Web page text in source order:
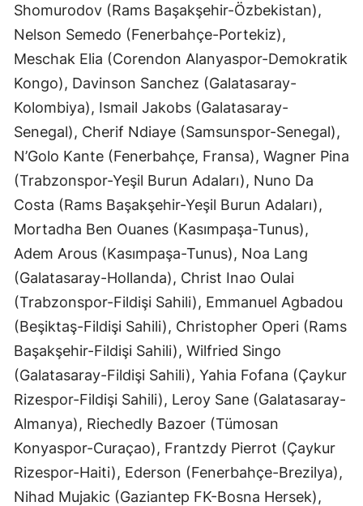
Kırşehir
Kocaeli
Konya
Kütahya
Malatya
Manisa
Kahramanmaraş
Mardin
Muğla
Nevşehir
Niğde
Rize
Sakarya
Shomurodov (Rams Başakşehir-Özbekistan),
Nelson Semedo (Fenerbahçe-Portekiz),
Meschak Elia (Corendon Alanyaspor-Demokratik
Kongo), Davinson Sanchez (Galatasaray-
Kolombiya), Ismail Jakobs (Galatasaray-
Senegal), Cherif Ndiaye (Samsunspor-Senegal),
N’Golo Kante (Fenerbahçe, Fransa), Wagner Pina
(Trabzonspor-Yeşil Burun Adaları), Nuno Da
Costa (Rams Başakşehir-Yeşil Burun Adaları),
Mortadha Ben Ouanes (Kasımpaşa-Tunus),
Adem Arous (Kasımpaşa-Tunus), Noa Lang
(Galatasaray-Hollanda), Christ Inao Oulai
(Trabzonspor-Fildişi Sahili), Emmanuel Agbadou
(Beşiktaş-Fildişi Sahili), Christopher Operi (Rams
Başakşehir-Fildişi Sahili), Wilfried Singo
(Galatasaray-Fildişi Sahili), Yahia Fofana (Çaykur
Rizespor-Fildişi Sahili), Leroy Sane (Galatasaray-
Almanya), Riechedly Bazoer (Tümosan
Konyaspor-Curaçao), Frantzdy Pierrot (Çaykur
Rizespor-Haiti), Ederson (Fenerbahçe-Brezilya),
Nihad Mujakic (Gaziantep FK-Bosna Hersek),